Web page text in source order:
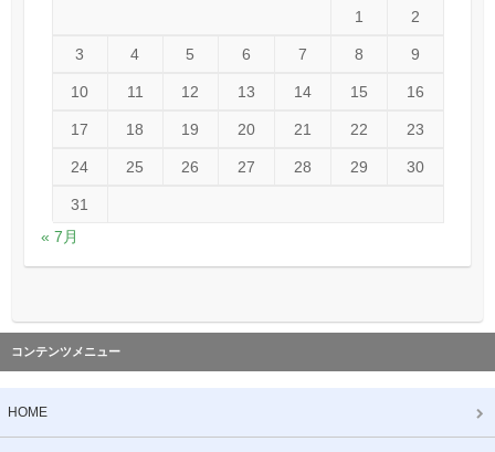
1 2
3 4 5 6 7 8 9
10 11 12 13 14 15 16
17 18 19 20 21 22 23
24 25 26 27 28 29 30
31
« 7月
コンテンツメニュー
HOME